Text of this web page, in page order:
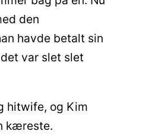
den
havde betalt sin
var slet slet
hitwife, og Kim
kæreste.